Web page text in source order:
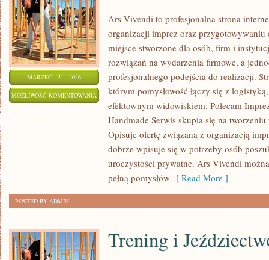
MARZEC - 21 - 2026
MOŻLIWOŚĆ KOMENTOWANIA FOTOGRAFIA
WIDEO
Ars Vivendi to profesjonalna strona
organizacji imprez oraz przygotowywaniu
miejsce stworzone dla osób, firm i
rozwiązań na wydarzenia firmowe, a
profesjonalnego podejścia do realizacji.
którym pomysłowość łączy się z
efektownym widowiskiem. Polecam
Handmade Serwis skupia się na
Opisuje ofertę związaną z organizacją
dobrze wpisuje się w potrzeby osób
uroczystości prywatne. Ars Vivendi
pełną pomysłów [ Read More ]
POSTED BY ADMIN
Trening i